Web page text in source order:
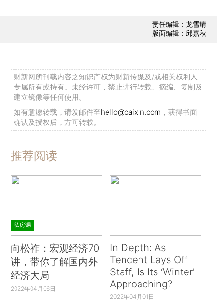
责任编辑：龙雪晴
版面编辑：邱嘉秋
财新网所刊载内容之知识产权为财新传媒及/或相关权利人
专属所有或持有。未经许可，禁止进行转载、摘编、复制及
建立镜像等任何使用。
如有意愿转载，请发邮件至hello@caixin.com ，获得书面
确认及授权后，方可转载。
推荐阅读
私房课
向松祚：宏观经济70
讲，带你了解国内外
经济大局
2022年04月06日
In Depth: As
Tencent Lays Off
Staff, Is Its ‘Winter’
Approaching?
2022年04月01日